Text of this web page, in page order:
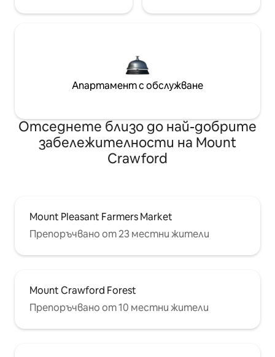
Апартамент с обслужване
Отседнете близо до най-добрите
забележителности на Mount
Crawford
Mount Pleasant Farmers Market
Препоръчвано от 23 местни жители
Mount Crawford Forest
Препоръчвано от 10 местни жители